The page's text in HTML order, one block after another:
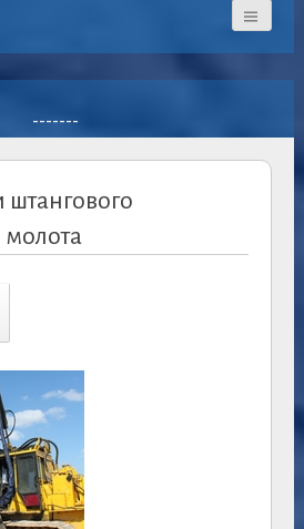
-------
молота